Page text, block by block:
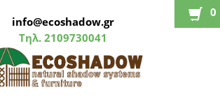
info@ecoshadow.gr
Τηλ. 2109730041
0